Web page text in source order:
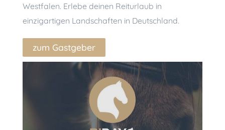
Westfalen. Erlebe deinen Reiturlaub in
einzigartigen Landschaften in Deutschland.
zum Gastgeber